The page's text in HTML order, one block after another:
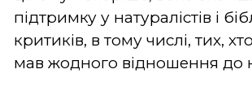
підтримку у натуралістів і
критиків, в тому числі, тих,
мав жодного відношення до